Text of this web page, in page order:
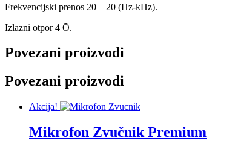
Frekvencijski prenos 20 – 20 (Hz-kHz).
Izlazni otpor 4 Ō.
Povezani proizvodi
Povezani proizvodi
Akcija!
Mikrofon Zvučnik Premium